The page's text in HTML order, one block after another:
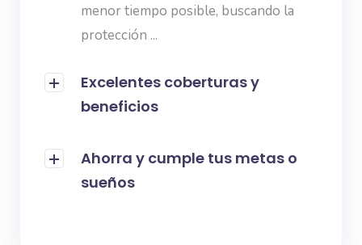
menor tiempo posible, buscando la
protección ...
Excelentes coberturas y
beneficios
Ahorra y cumple tus metas o
sueños